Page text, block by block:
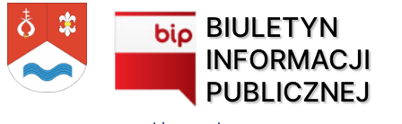
BIULETYN
INFORMACJI
PUBLICZNEJ